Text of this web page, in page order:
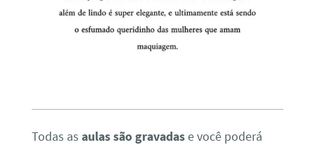
Todas as aulas são gravadase você poderá